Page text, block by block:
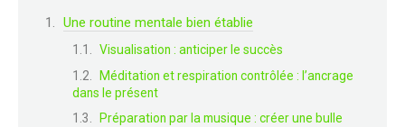
Une routine mentale bien établie
Visualisation : anticiper le succès
Méditation et respiration contrôlée : l’ancrage
dans le présent
Préparation par la musique : créer une bulle